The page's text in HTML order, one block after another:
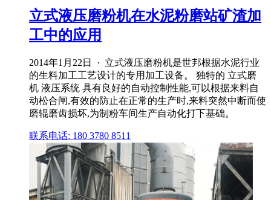
立式液压磨粉机在水泥粉磨站矿渣加
工中的应用
2014年1月22日 · 立式液压磨粉机是世邦根据水泥行业
的生料加工工艺设计的专用加工设备。 独特的 立式磨
机 液压系统 具有良好的自动控制性能,可以根据来料自
动松合闸,有效的防止在正常的生产时,来料突然中断而使
磨辊磨齿损坏,为制粉车间生产自动化打下基础。
联系电话: 180 3780 8511